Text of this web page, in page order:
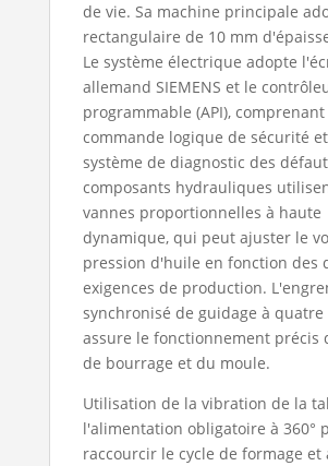
de vie. Sa machine principale
rectangulaire de 10 mm
Le système électrique adopte
allemand SIEMENS et le
programmable (API),
commande logique de sécurité
système de diagnostic des
composants hydrauliques
vannes proportionnelles à haute
dynamique, qui peut ajuster le
pression d'huile en fonction des
exigences de production.
synchronisé de guidage à quatre
assure le fonctionnement précis
de bourrage et du moule.
Utilisation de la vibration de la
l'alimentation obligatoire à 360°
raccourcir le cycle de formage